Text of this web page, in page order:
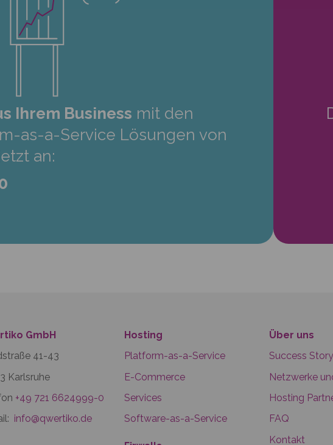
Ihrem Business mit den
as-a-Service Lösungen von
an:
GmbH
41-43
Karlsruhe
+49 721 6624999-0
info@qwertiko.de
Hosting
Platform-as-a-Service
E-Commerce
Services
Software-as-a-Service
Über uns
Success
Netzwerke
Hosting
FAQ
Kontakt